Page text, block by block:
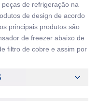
de refrigeração na
de design de acordo
principais produtos são
de freezer abaixo de
filtro de cobre e assim por